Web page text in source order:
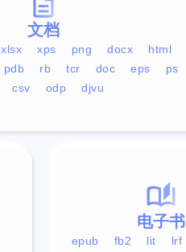
文档
xlsx xps png docx html
pdb rb tcr doc eps ps
csv odp djvu
电子书
epub fb2 lit lrf